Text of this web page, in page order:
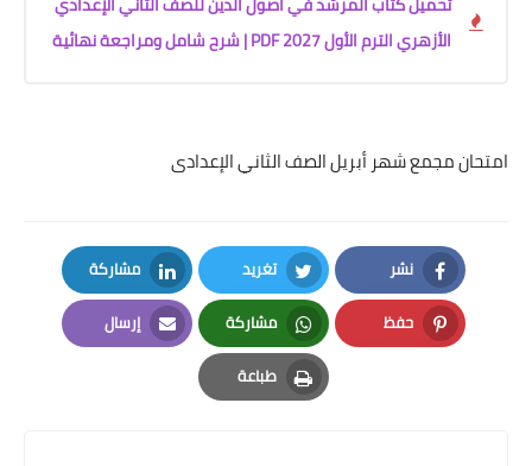
الأزهري الترم الأول 2027 PDF | شرح شامل ومراجعة نهائية
امتحان مجمع شهر أبريل الصف الثاني الإعدادى
نشر
Facebook
تغريد
Twitter
مشاركة
LinkedIn
حفظ
Pinterest
مشاركة
Whatsapp
إرسال
Email
طباعة
Print